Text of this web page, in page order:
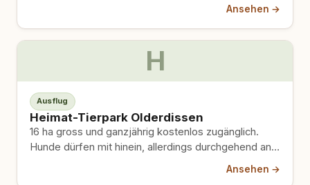
Ansehen →
H
Ausflug
Heimat-Tierpark Olderdissen
16 ha gross und ganzjährig kostenlos zugänglich.
Hunde dürfen mit hinein, allerdings durchgehend an
Ansehen →